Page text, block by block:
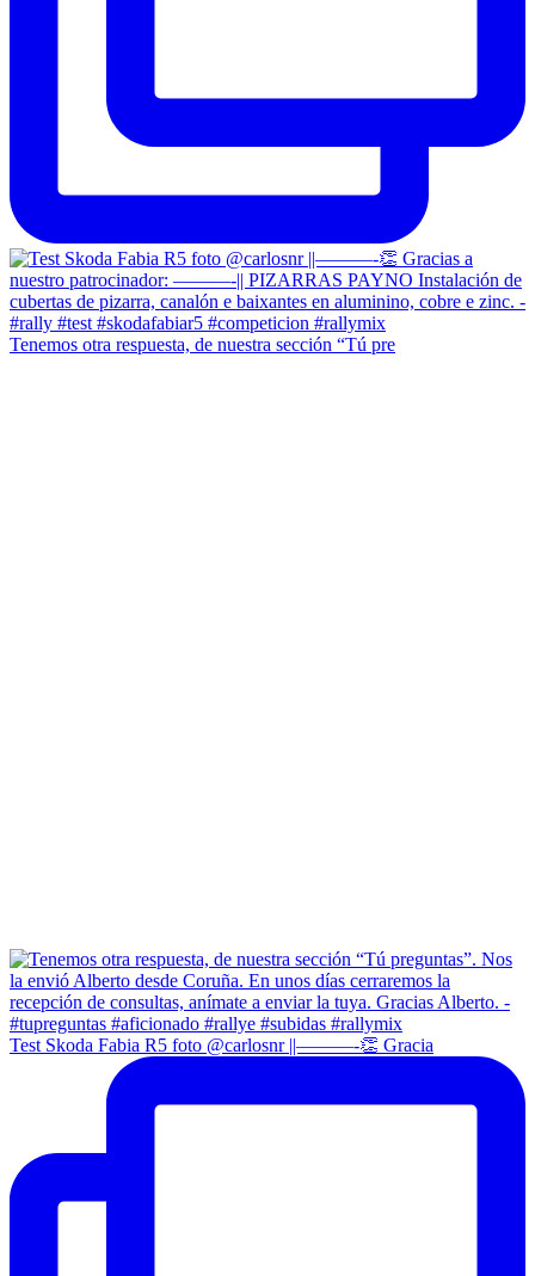
Tenemos otra respuesta, de nuestra sección “Tú pre
Test Skoda Fabia R5 foto @carlosnr ||———-👏 Gracia